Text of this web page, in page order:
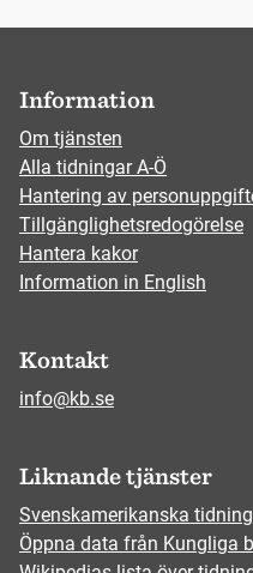
Information
Om tjänsten
Alla tidningar A-Ö
Hantering av
Tillgänglighetsredogörelse
Hantera kakor
Information in English
Kontakt
info@kb.se
Liknande tjänster
Svenskamerikanska
Öppna data från Kungliga